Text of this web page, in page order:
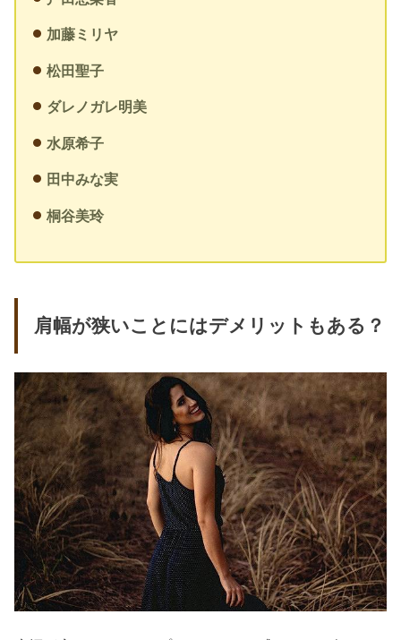
加藤ミリヤ
松田聖子
ダレノガレ明美
水原希子
田中みな実
桐谷美玲
肩幅が狭いことにはデメリットもある？